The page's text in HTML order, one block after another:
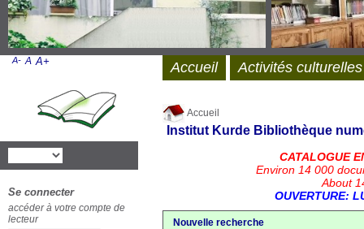
Accueil
Institut Kurde Bibliothèque
CATALOGUE
Environ 14 000
About
OUVERTURE:
Nouvelle recherche
Accueil Activités culturelles
A- A A+
Se connecter
accéder à votre compte de
lecteur